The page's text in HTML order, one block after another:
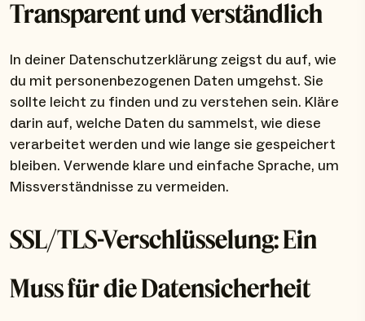
Transparent und verständlich
In deiner Datenschutzerklärung zeigst du auf, wie
du mit personenbezogenen Daten umgehst. Sie
sollte leicht zu finden und zu verstehen sein. Kläre
darin auf, welche Daten du sammelst, wie diese
verarbeitet werden und wie lange sie gespeichert
bleiben. Verwende klare und einfache Sprache, um
Missverständnisse zu vermeiden.
SSL/TLS-Verschlüsselung: Ein
Muss für die Datensicherheit